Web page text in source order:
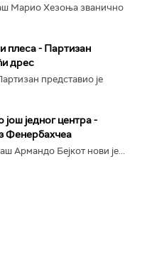
Марио Хезоња званично
плеса - Партизан
дрес
представио је
једног центра -
Фенербахчеа
Армандо Бејкот нови је...